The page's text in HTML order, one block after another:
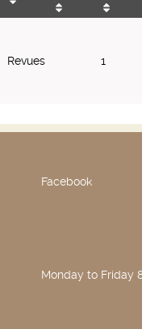
Revues 1
Facebook
Monday to Friday